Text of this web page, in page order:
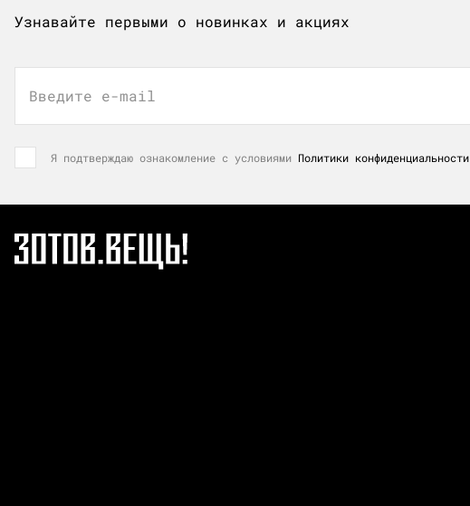
Узнавайте первыми о новинках и акциях
Введите e-mail
Я подтверждаю ознакомление с условиями Политики конфиденциальности